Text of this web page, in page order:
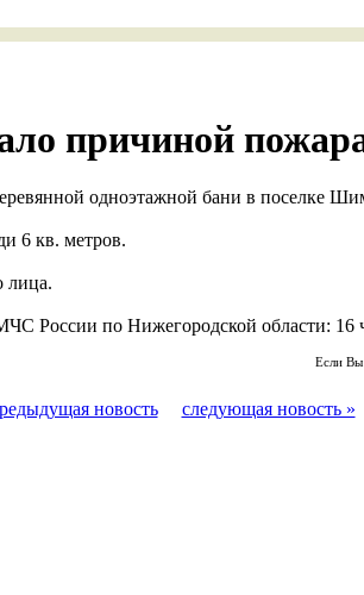
причиной
одноэтажной бани в поселке
6 кв. метров.
лица.
России по Нижегородской области: 16
Если Вы
новость следующая новость »